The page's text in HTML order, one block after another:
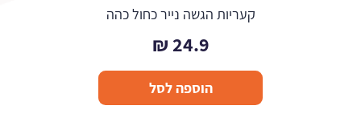
קעריות הגשה נייר כחול כהה
24.9
₪
הוספה לסל